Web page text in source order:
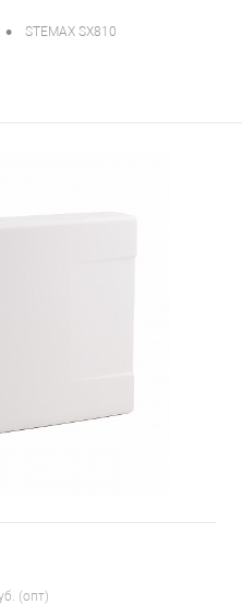
• STEMAX SX810
(опт)